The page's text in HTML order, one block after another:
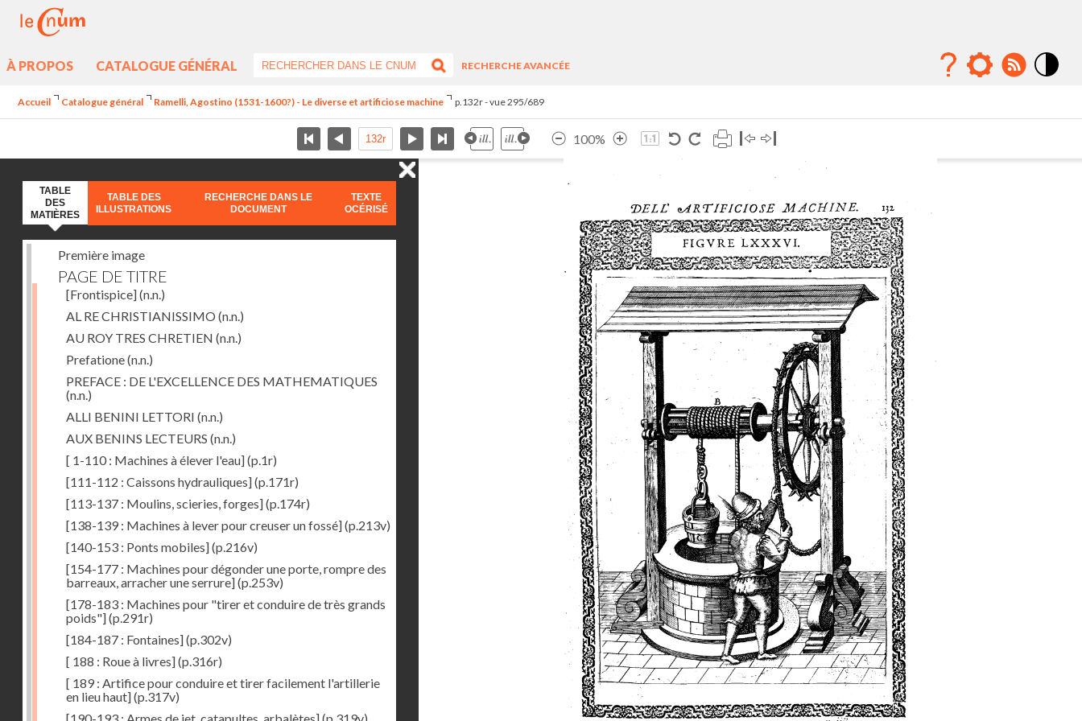
À PROPOS CATALOGUE GÉNÉRAL
RECHERCHE AVANCÉE
Accueil Catalogue général Ramelli, Agostino (1531-1600?) - Le diverse et artificiose machine p.132r - vue 295/689
100%
TABLE
DES
MATIÈRES
TABLE DES
ILLUSTRATIONS
RECHERCHE DANS LE
DOCUMENT
TEXTE
OCÉRISÉ
Première image
PAGE DE TITRE
[Frontispice](n.n.)
AL RE CHRISTIANISSIMO (n.n.)
AU ROY TRES CHRETIEN (n.n.)
Prefatione(n.n.)
PREFACE : DE L'EXCELLENCE DES MATHEMATIQUES
(n.n.)
ALLI BENINI LETTORI (n.n.)
AUX BENINS LECTEURS (n.n.)
[ 1-110 : Machines à élever l'eau](p.1r)
[111-112 : Caissons hydrauliques](p.171r)
[113-137 : Moulins, scieries, forges](p.174r)
[138-139 : Machines à lever pour creuser un fossé](p.213v)
[140-153 : Ponts mobiles](p.216v)
[154-177 : Machines pour dégonder une porte, rompre des
barreaux, arracher une serrure](p.253v)
[178-183 : Machines pour "tirer et conduire de très grands
poids"](p.291r)
[184-187 : Fontaines](p.302v)
[ 188 : Roue à livres](p.316r)
[ 189 : Artifice pour conduire et tirer facilement l'artillerie
en lieu haut](p.317v)